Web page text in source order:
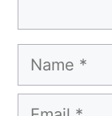
Name
Email